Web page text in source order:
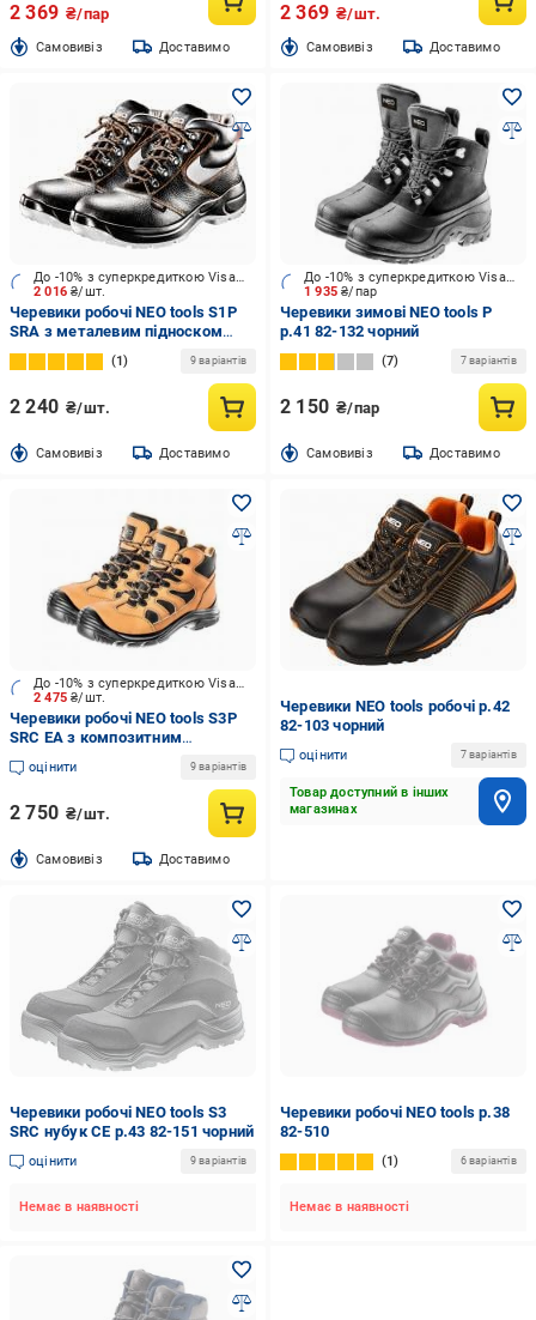
2 369 ₴/пар
Cамовивіз Доставимо
2 369 ₴/шт.
Cамовивіз Доставимо
2 016₴/шт.
До -10% з суперкредиткою Visa Вигода
Черевики робочі NEO tools S1P
SRA з металевим підноском
р.41 82-023 чорний
1 9 варіантів
2 240 ₴/шт.
Cамовивіз Доставимо
1 935₴/пар
До -10% з суперкредиткою Visa Вигода
Черевики зимові NEO tools P
р.41 82-132 чорний
7 7 варіантів
2 150 ₴/пар
Cамовивіз Доставимо
2 475₴/шт.
До -10% з суперкредиткою Visa Вигода
Черевики робочі NEO tools S3P
SRC EA з композитним
підноском р.40 82-121 бежевий
оцінити 9 варіантів
2 750 ₴/шт.
Cамовивіз Доставимо
Черевики NEO tools робочі р.42
82-103 чорний
оцінити 7 варіантів
Товар доступний в інших
магазинах
Черевики робочі NEO tools S3
SRC нубук CE р.43 82-151 чорний
оцінити 9 варіантів
Немає в наявності
Черевики робочі NEO tools р.38
82-510
1 6 варіантів
Немає в наявності